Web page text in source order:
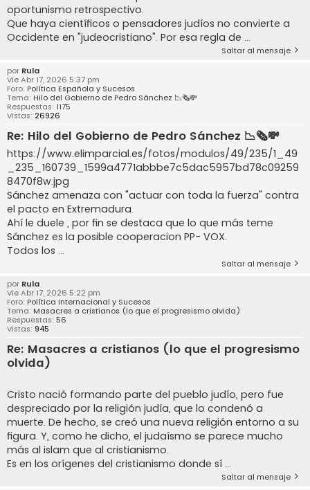
oportunismo retrospectivo.
Que haya científicos o pensadores judíos no convierte a
Occidente en "judeocristiano". Por esa regla de ...
Saltar al mensaje
por Rula
Vie Abr 17, 2026 5:37 pm
Foro: Política Española y Sucesos
Tema: Hilo del Gobierno de Pedro Sánchez 📉🗞️💸
Respuestas: 1175
Vistas: 26926
Re: Hilo del Gobierno de Pedro Sánchez 📉🗞️💸
https://www.elimparcial.es/fotos/modulos/49/235/1_49
_235_160739_1599a4771abbbe7c5dac5957bd78c09259
8470f8w.jpg
Sánchez amenaza con "actuar con toda la fuerza" contra
el pacto en Extremadura.
Ahí le duele , por fin se destaca que lo que más teme
Sánchez es la posible cooperacion PP- VOX.
Todos los ...
Saltar al mensaje
por Rula
Vie Abr 17, 2026 5:22 pm
Foro: Política Internacional y Sucesos
Tema: Masacres a cristianos (lo que el progresismo olvida)
Respuestas: 56
Vistas: 945
Re: Masacres a cristianos (lo que el progresismo
olvida)
Cristo nació formando parte del pueblo judío, pero fue
despreciado por la religión judía, que lo condenó a
muerte. De hecho, se creó una nueva religión entorno a su
figura. Y, como he dicho, el judaísmo se parece mucho
más al islam que al cristianismo.
Es en los orígenes del cristianismo donde sí ...
Saltar al mensaje